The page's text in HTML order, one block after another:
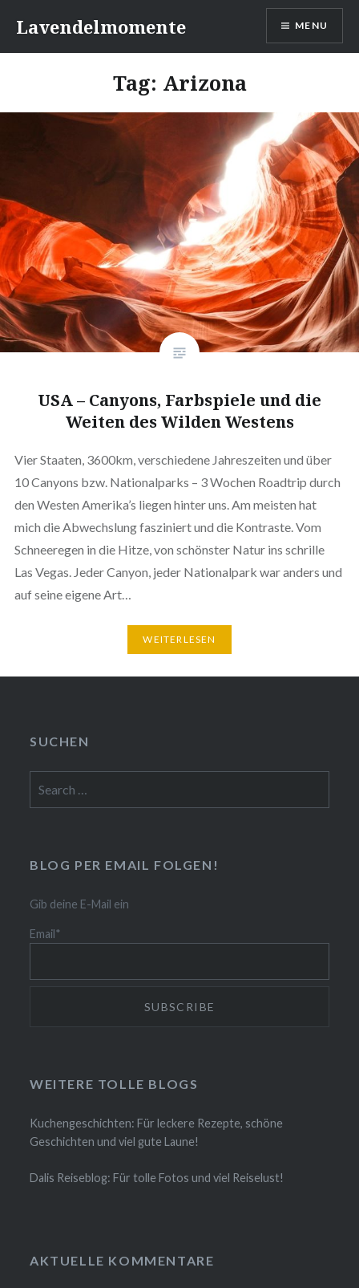
content
Lavendelmomente MENU
Tag: Arizona
USA – Canyons, Farbspiele und die
Weiten des Wilden Westens
Vier Staaten, 3600km, verschiedene Jahreszeiten und über
10 Canyons bzw. Nationalparks – 3 Wochen Roadtrip durch
den Westen Amerika’s liegen hinter uns. Am meisten hat
mich die Abwechslung fasziniert und die Kontraste. Vom
Schneeregen in die Hitze, von schönster Natur ins schrille
Las Vegas. Jeder Canyon, jeder Nationalpark war anders und
auf seine eigene Art…
WEITERLESEN
SUCHEN
for:
BLOG PER EMAIL FOLGEN!
Gib deine E-Mail ein
Email*
WEITERE TOLLE BLOGS
Kuchengeschichten: Für leckere Rezepte, schöne
Geschichten und viel gute Laune!
Dalis Reiseblog: Für tolle Fotos und viel Reiselust!
AKTUELLE KOMMENTARE